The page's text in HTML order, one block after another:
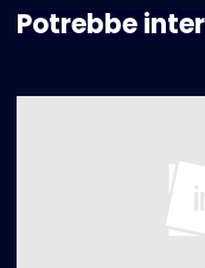
Potrebbe